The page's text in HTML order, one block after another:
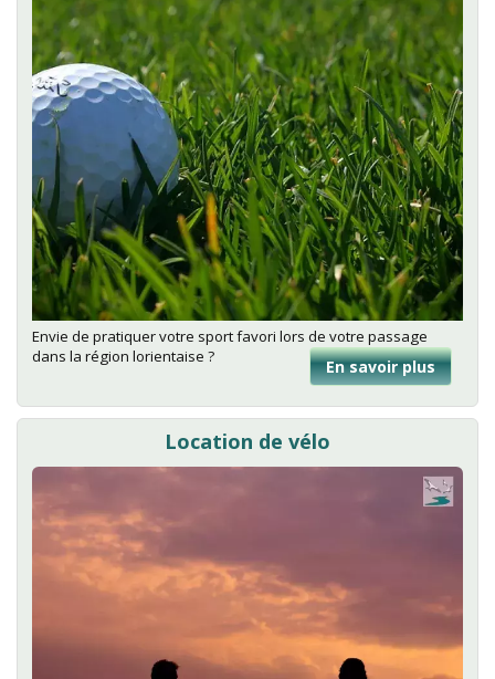
Envie de pratiquer votre sport favori lors de votre passage
dans la région lorientaise ?
En savoir plussur
de
Location de vélo